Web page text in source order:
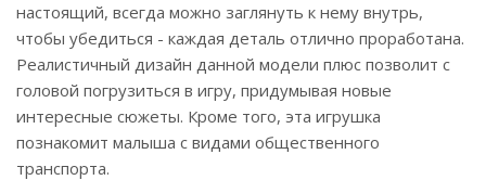
настоящий, всегда можно заглянуть к нему внутрь,
чтобы убедиться - каждая деталь отлично проработана.
Реалистичный дизайн данной модели плюс позволит с
головой погрузиться в игру, придумывая новые
интересные сюжеты. Кроме того, эта игрушка
познакомит малыша с видами общественного
транспорта.